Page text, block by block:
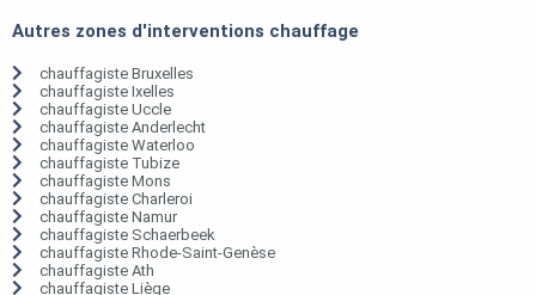
Autres zones d'interventions chauffage
chauffagiste Bruxelles
chauffagiste Ixelles
chauffagiste Uccle
chauffagiste Anderlecht
chauffagiste Waterloo
chauffagiste Tubize
chauffagiste Mons
chauffagiste Charleroi
chauffagiste Namur
chauffagiste Schaerbeek
chauffagiste Rhode-Saint-Genèse
chauffagiste Ath
chauffagiste Liège